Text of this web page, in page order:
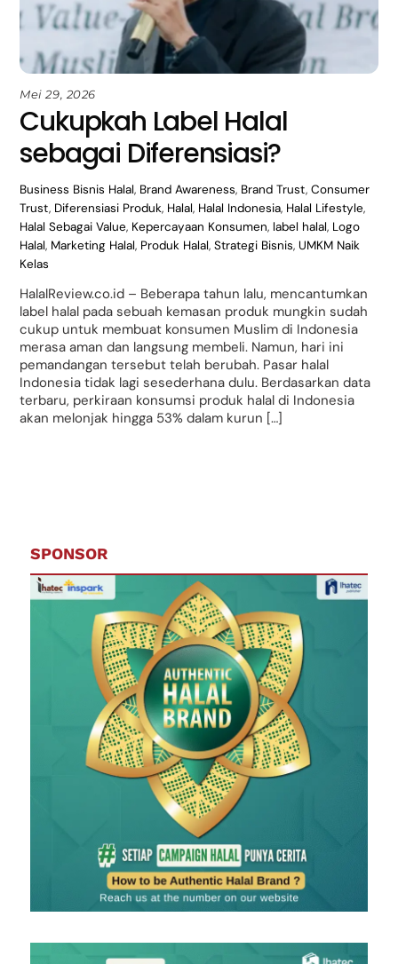
Mei 29, 2026
Cukupkah Label Halal
sebagai Diferensiasi?
Business Bisnis Halal, Brand Awareness, Brand Trust,Consumer
Trust, Diferensiasi Produk, Halal, Halal Indonesia, Halal Lifestyle,
Halal Sebagai Value, Kepercayaan Konsumen, label halal, Logo
Halal, Marketing Halal, Produk Halal,Strategi Bisnis, UMKM Naik
Kelas
HalalReview.co.id – Beberapa tahun lalu, mencantumkan
label halal pada sebuah kemasan produk mungkin sudah
cukup untuk membuat konsumen Muslim di Indonesia
merasa aman dan langsung membeli. Namun, hari ini
pemandangan tersebut telah berubah. Pasar halal
Indonesia tidak lagi sesederhana dulu. Berdasarkan data
terbaru, perkiraan konsumsi produk halal di Indonesia
akan melonjak hingga 53% dalam kurun […]
SPONSOR